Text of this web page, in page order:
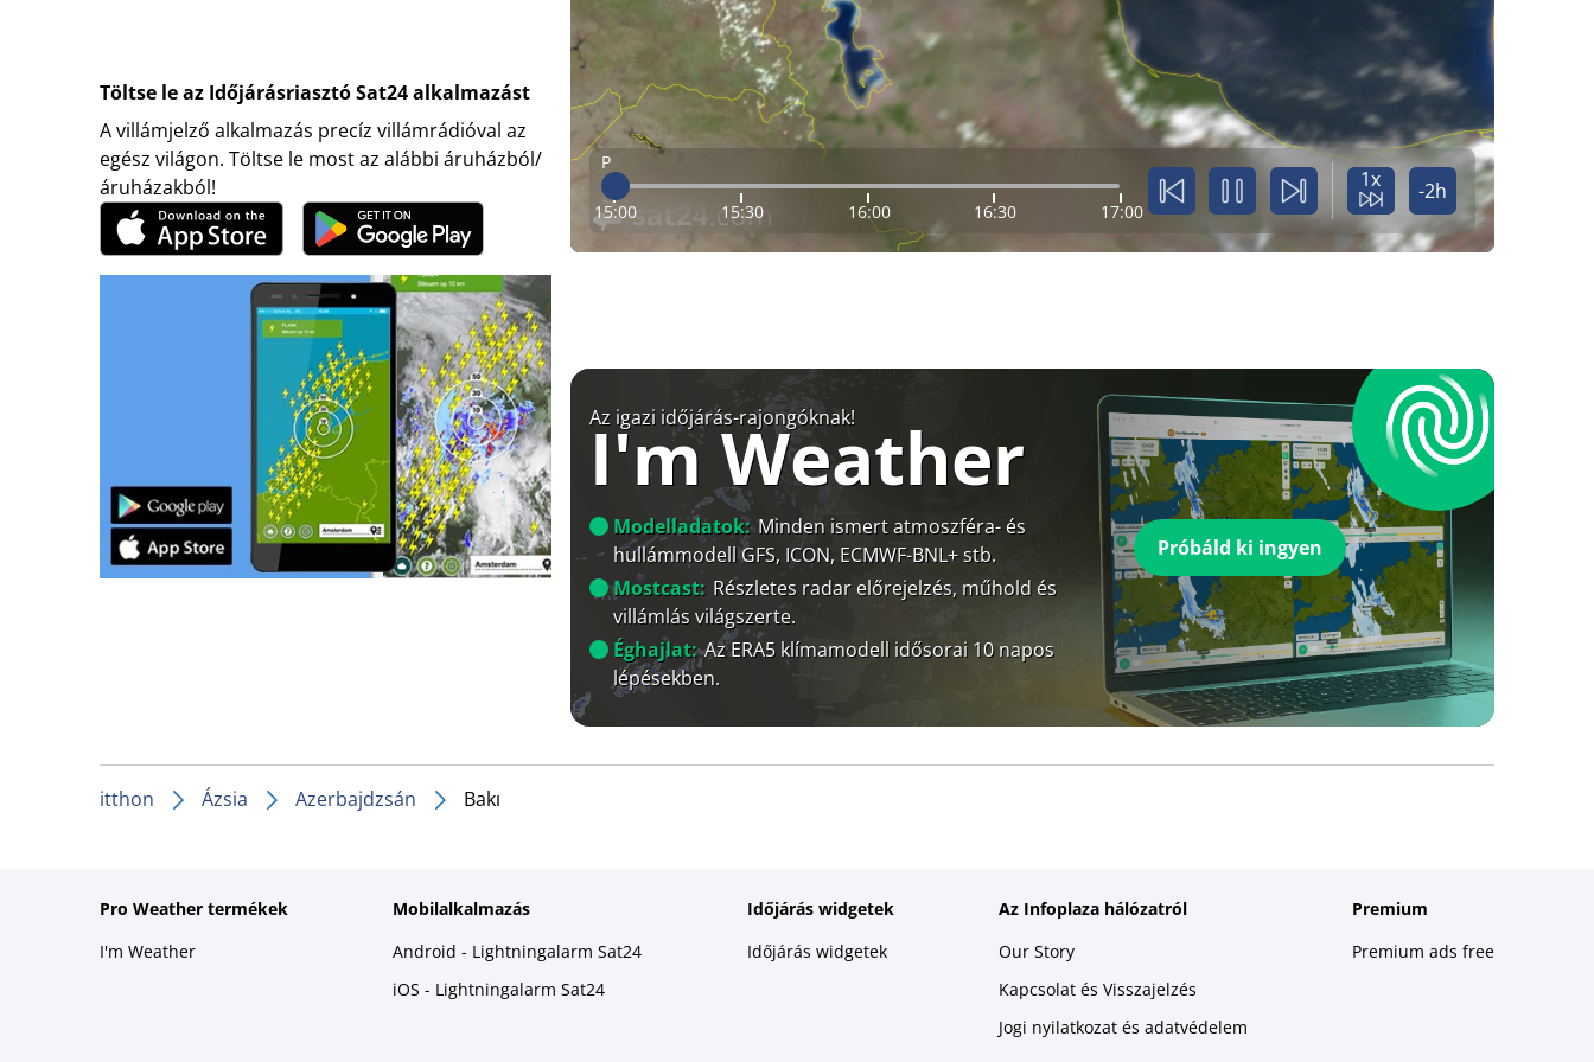
Töltse le az Időjárásriasztó Sat24 alkalmazást
A villámjelző alkalmazás precíz villámrádióval az
egész világon. Töltse le most az alábbi áruházból/
áruházakból!
P
15:00 15:30 16:00 16:30 17:00
1x -2h
Az igazi időjárás-rajongóknak!
I'm Weather
Modelladatok: Minden ismert atmoszféra- és
hullámmodell GFS, ICON, ECMWF-BNL+ stb.
Mostcast: Részletes radar előrejelzés, műhold és
villámlás világszerte.
Éghajlat: Az ERA5 klímamodell idősorai 10 napos
lépésekben.
Próbáld ki ingyen
itthon Ázsia Azerbajdzsán Bakı
Pro Weather termékek
I'm Weather
Mobilalkalmazás
Android - Lightningalarm Sat24
iOS - Lightningalarm Sat24
Időjárás widgetek
Időjárás widgetek
Az Infoplaza hálózatról
Our Story
Kapcsolat és Visszajelzés
Jogi nyilatkozat és adatvédelem
Premium
Premium ads free